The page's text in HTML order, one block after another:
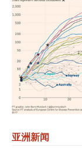
亚洲新闻